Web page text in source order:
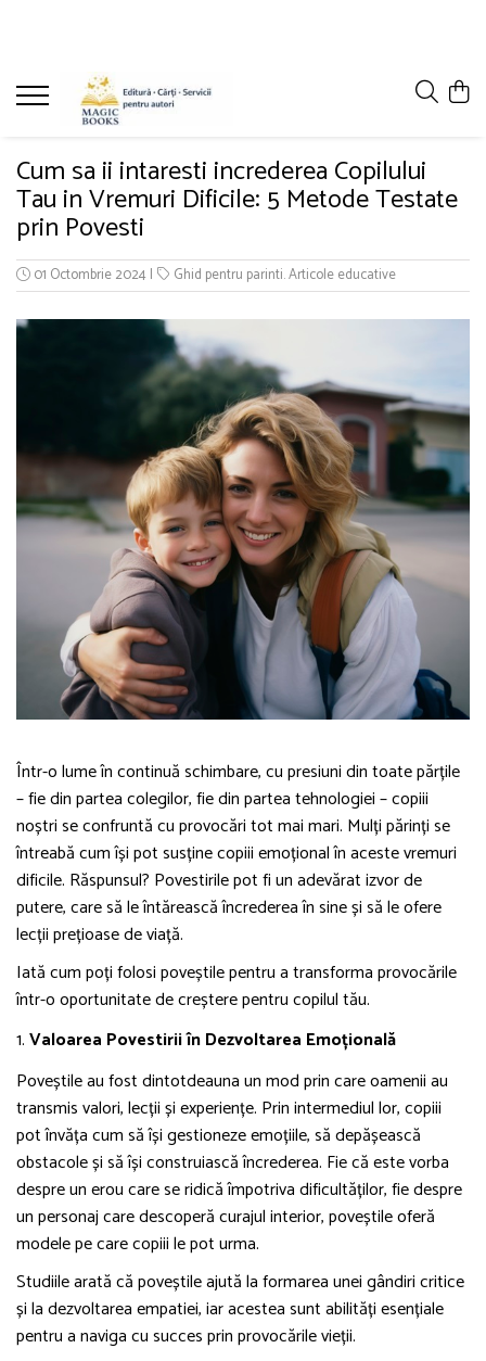
Magazinul de carti
Carti pentru copii 7-11 ani
Caiete de lucru
Cărţi pentru adolescenţi şi părinţi
Povești scrise de copii (Antologii)
Carte online pentru copii
Carti pentru copii 0-7 ani
Cum sa ii intaresti increderea Copilului
Tau in Vremuri Dificile: 5 Metode Testate
prin Povesti
01 Octombrie 2024| Ghid pentru parinti. Articole educative
Într-o lume în continuă schimbare, cu presiuni din toate părțile
– fie din partea colegilor, fie din partea tehnologiei – copiii
noștri se confruntă cu provocări tot mai mari. Mulți părinți se
întreabă cum își pot susține copiii emoțional în aceste vremuri
dificile. Răspunsul? Povestirile pot fi un adevărat izvor de
putere, care să le întărească încrederea în sine și să le ofere
lecții prețioase de viață.
Iată cum poți folosi poveștile pentru a transforma provocările
într-o oportunitate de creștere pentru copilul tău.
1.Valoarea Povestirii în Dezvoltarea Emoțională
Poveștile au fost dintotdeauna un mod prin care oamenii au
transmis valori, lecții și experiențe. Prin intermediul lor, copiii
pot învăța cum să își gestioneze emoțiile, să depășească
obstacole și să își construiască încrederea. Fie că este vorba
despre un erou care se ridică împotriva dificultăților, fie despre
un personaj care descoperă curajul interior, poveștile oferă
modele pe care copiii le pot urma.
Studiile arată că poveștile ajută la formarea unei gândiri critice
și la dezvoltarea empatiei, iar acestea sunt abilități esențiale
pentru a naviga cu succes prin provocările vieții.